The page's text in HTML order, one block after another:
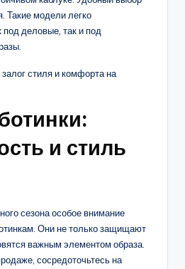
Такие модели легко
под деловые, так и под
стиля и комфорта на
и стиль
сезона особое внимание
Они не только защищают
важным элементом образа.
сосредоточьтесь на